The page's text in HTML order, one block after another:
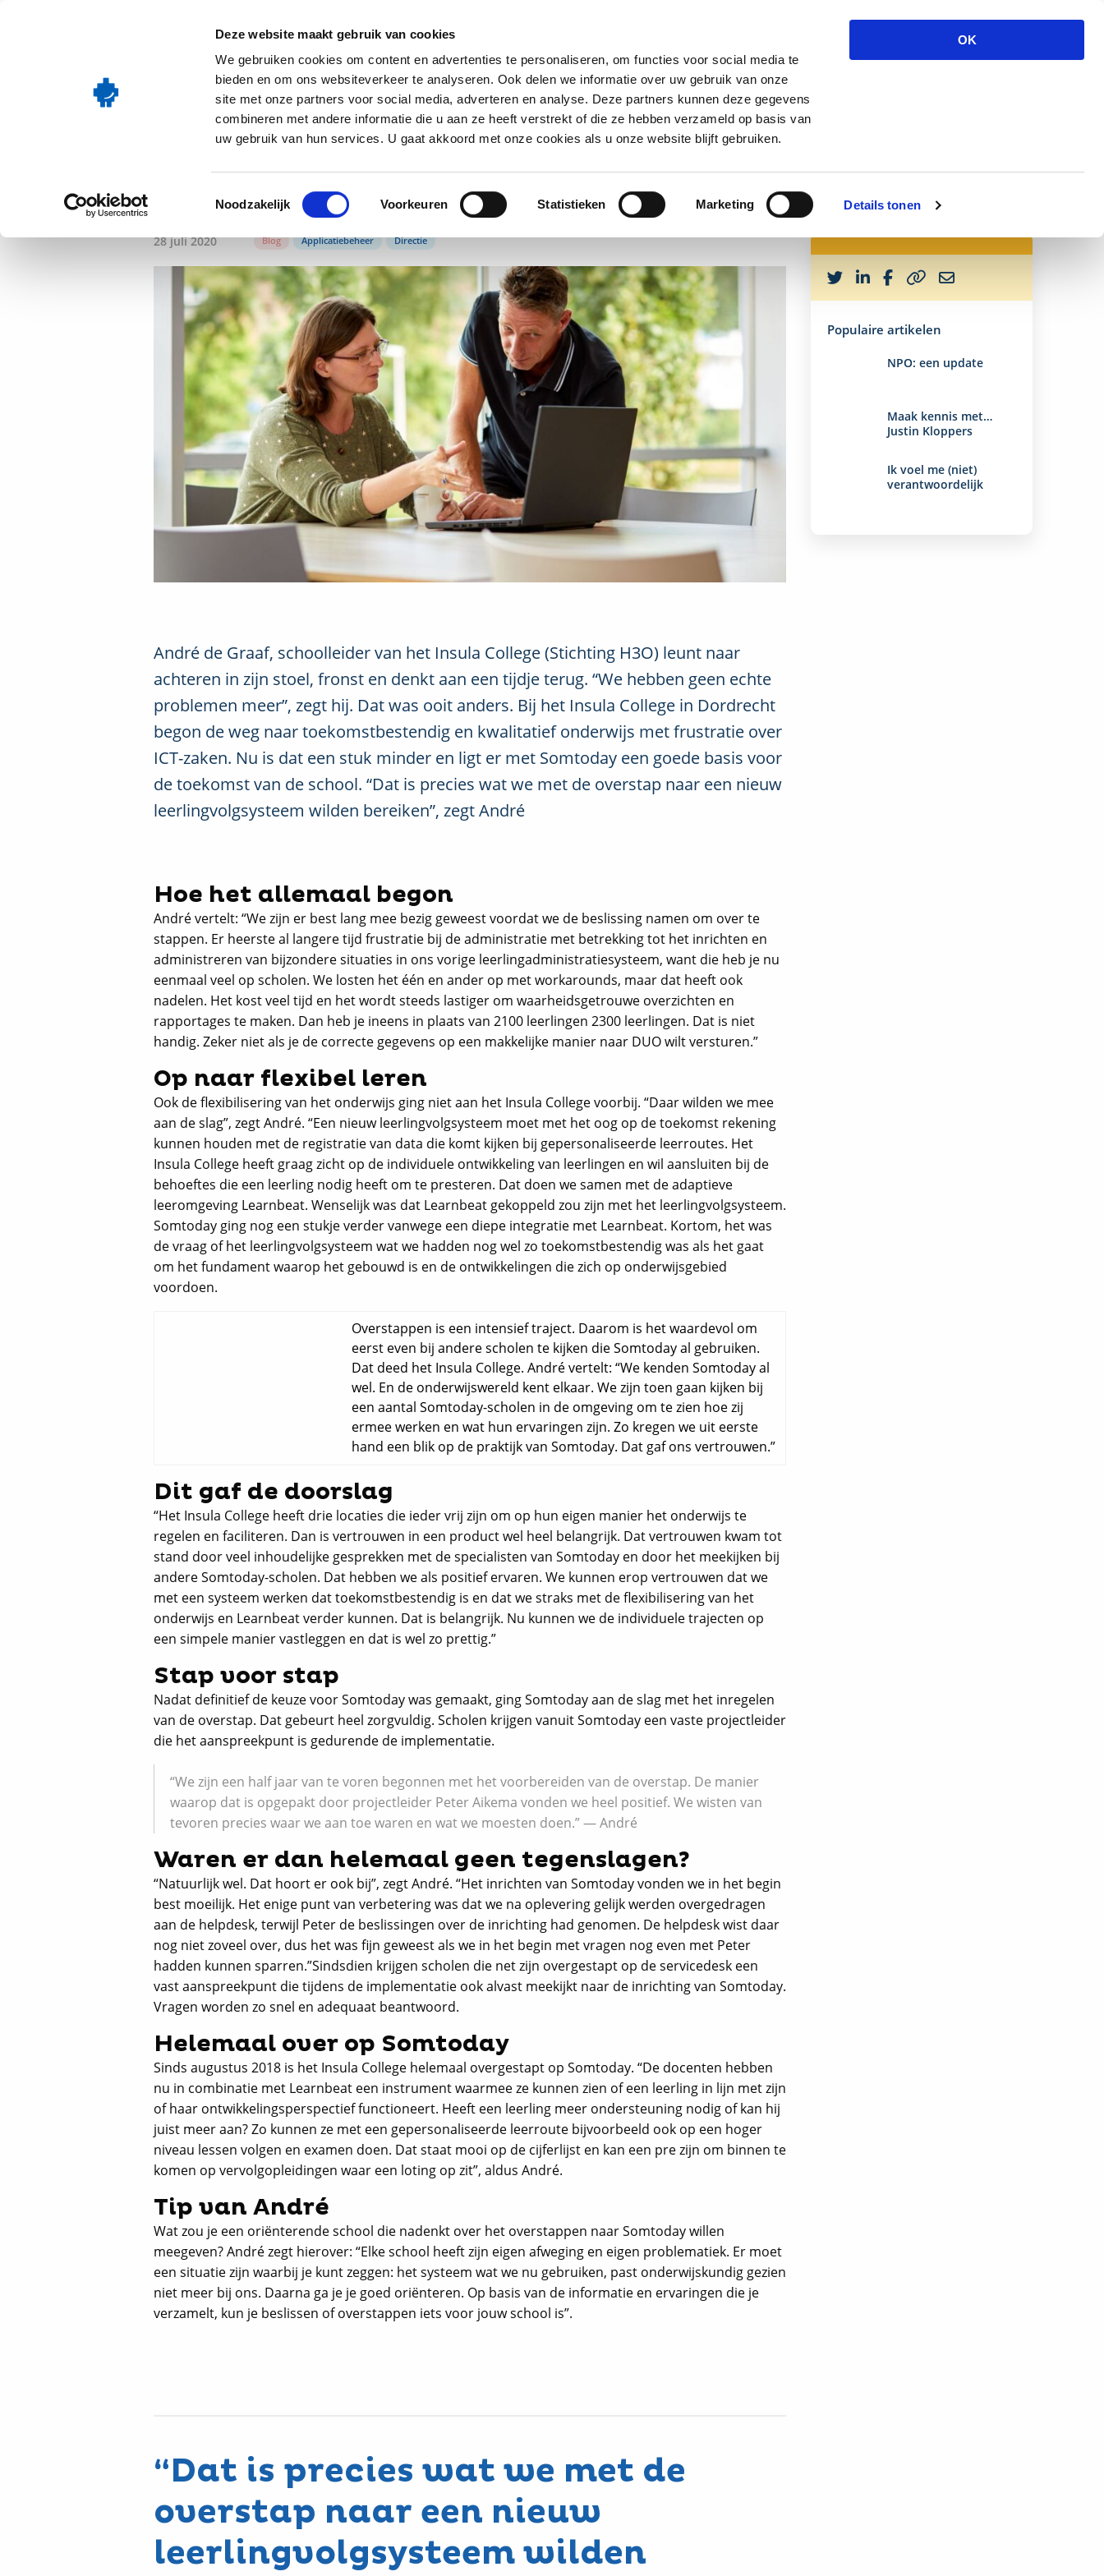
Deze website maakt gebruik van cookies
We gebruiken cookies om content en advertenties te personaliseren, om functies voor social media te
bieden en om ons websiteverkeer te analyseren. Ook delen we informatie over uw gebruik van onze
site met onze partners voor social media, adverteren en analyse. Deze partners kunnen deze gegevens
combineren met andere informatie die u aan ze heeft verstrekt of die ze hebben verzameld op basis van
uw gebruik van hun services. U gaat akkoord met onze cookies als u onze website blijft gebruiken.
Toestemmingsselectie
Noodzakelijk Voorkeuren Statistieken Marketing Details tonen
OK
Over ons Inloggen
De overstap van het
Insula College
28 juli 2020 Blog Applicatiebeheer Directie
André de Graaf, schoolleider van het Insula College (Stichting H3O) leunt naar
achteren in zijn stoel, fronst en denkt aan een tijdje terug. “We hebben geen echte
problemen meer”, zegt hij. Dat was ooit anders. Bij het Insula College in Dordrecht
begon de weg naar toekomstbestendig en kwalitatief onderwijs met frustratie over
ICT-zaken. Nu is dat een stuk minder en ligt er met Somtoday een goede basis voor
de toekomst van de school. “Dat is precies wat we met de overstap naar een nieuw
leerlingvolgsysteem wilden bereiken”, zegt André
Hoe het allemaal begon
André vertelt: “We zijn er best lang mee bezig geweest voordat we de beslissing namen om over te
stappen. Er heerste al langere tijd frustratie bij de administratie met betrekking tot het inrichten en
administreren van bijzondere situaties in ons vorige leerlingadministratiesysteem, want die heb je nu
eenmaal veel op scholen. We losten het één en ander op met workarounds, maar dat heeft ook
nadelen. Het kost veel tijd en het wordt steeds lastiger om waarheidsgetrouwe overzichten en
rapportages te maken. Dan heb je ineens in plaats van 2100 leerlingen 2300 leerlingen. Dat is niet
handig. Zeker niet als je de correcte gegevens op een makkelijke manier naar DUO wilt versturen.”
Op naar flexibel leren
Ook de flexibilisering van het onderwijs ging niet aan het Insula College voorbij. “Daar wilden we mee
aan de slag”, zegt André. “Een nieuw leerlingvolgsysteem moet met het oog op de toekomst rekening
kunnen houden met de registratie van data die komt kijken bij gepersonaliseerde leerroutes. Het
Insula College heeft graag zicht op de individuele ontwikkeling van leerlingen en wil aansluiten bij de
behoeftes die een leerling nodig heeft om te presteren. Dat doen we samen met de adaptieve
leeromgeving Learnbeat. Wenselijk was dat Learnbeat gekoppeld zou zijn met het leerlingvolgsysteem.
Somtoday ging nog een stukje verder vanwege een diepe integratie met Learnbeat. Kortom, het was
de vraag of het leerlingvolgsysteem wat we hadden nog wel zo toekomstbestendig was als het gaat
om het fundament waarop het gebouwd is en de ontwikkelingen die zich op onderwijsgebied
voordoen.
Overstappen is een intensief traject. Daarom is het waardevol om
eerst even bij andere scholen te kijken die Somtoday al gebruiken.
Dat deed het Insula College. André vertelt: “We kenden Somtoday al
wel. En de onderwijswereld kent elkaar. We zijn toen gaan kijken bij
een aantal Somtoday-scholen in de omgeving om te zien hoe zij
ermee werken en wat hun ervaringen zijn. Zo kregen we uit eerste
hand een blik op de praktijk van Somtoday. Dat gaf ons vertrouwen.”
Dit gaf de doorslag
“Het Insula College heeft drie locaties die ieder vrij zijn om op hun eigen manier het onderwijs te
regelen en faciliteren. Dan is vertrouwen in een product wel heel belangrijk. Dat vertrouwen kwam tot
stand door veel inhoudelijke gesprekken met de specialisten van Somtoday en door het meekijken bij
andere Somtoday-scholen. Dat hebben we als positief ervaren. We kunnen erop vertrouwen dat we
met een systeem werken dat toekomstbestendig is en dat we straks met de flexibilisering van het
onderwijs en Learnbeat verder kunnen. Dat is belangrijk. Nu kunnen we de individuele trajecten op
een simpele manier vastleggen en dat is wel zo prettig.”
Stap voor stap
Nadat definitief de keuze voor Somtoday was gemaakt, ging Somtoday aan de slag met het inregelen
van de overstap. Dat gebeurt heel zorgvuldig. Scholen krijgen vanuit Somtoday een vaste projectleider
die het aanspreekpunt is gedurende de implementatie.
“We zijn een half jaar van te voren begonnen met het voorbereiden van de overstap. De manier
waarop dat is opgepakt door projectleider Peter Aikema vonden we heel positief. We wisten van
tevoren precies waar we aan toe waren en wat we moesten doen.” — André
Waren er dan helemaal geen tegenslagen?
“Natuurlijk wel. Dat hoort er ook bij”, zegt André. “Het inrichten van Somtoday vonden we in het begin
best moeilijk. Het enige punt van verbetering was dat we na oplevering gelijk werden overgedragen
aan de helpdesk, terwijl Peter de beslissingen over de inrichting had genomen. De helpdesk wist daar
nog niet zoveel over, dus het was fijn geweest als we in het begin met vragen nog even met Peter
hadden kunnen sparren.”Sindsdien krijgen scholen die net zijn overgestapt op de servicedesk een
vast aanspreekpunt die tijdens de implementatie ook alvast meekijkt naar de inrichting van Somtoday.
Vragen worden zo snel en adequaat beantwoord.
Helemaal over op Somtoday
Sinds augustus 2018 is het Insula College helemaal overgestapt op Somtoday. “De docenten hebben
nu in combinatie met Learnbeat een instrument waarmee ze kunnen zien of een leerling in lijn met zijn
of haar ontwikkelingsperspectief functioneert. Heeft een leerling meer ondersteuning nodig of kan hij
juist meer aan? Zo kunnen ze met een gepersonaliseerde leerroute bijvoorbeeld ook op een hoger
niveau lessen volgen en examen doen. Dat staat mooi op de cijferlijst en kan een pre zijn om binnen te
komen op vervolgopleidingen waar een loting op zit”, aldus André.
Tip van André
Wat zou je een oriënterende school die nadenkt over het overstappen naar Somtoday willen
meegeven? André zegt hierover: “Elke school heeft zijn eigen afweging en eigen problematiek. Er moet
een situatie zijn waarbij je kunt zeggen: het systeem wat we nu gebruiken, past onderwijskundig gezien
niet meer bij ons. Daarna ga je je goed oriënteren. Op basis van de informatie en ervaringen die je
verzamelt, kun je beslissen of overstappen iets voor jouw school is”.
“Dat is precies wat we met de
overstap naar een nieuw
leerlingvolgsysteem wilden
Copy
to
clipboard
Populaire artikelen
NPO: een update
Maak kennis met…
Justin Kloppers
Ik voel me (niet)
verantwoordelijk